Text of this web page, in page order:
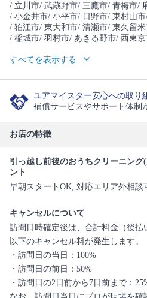
/ 立川市/ 武蔵野市/ 三鷹市/ 青梅市/
/ 小金井市/ 小平市/ 日野市/ 東村山市
/ 狛江市/ 東大和市/ 清瀬市/ 東久留
/ 稲城市/ 羽村市/ あきる野市/ 西東
すべてを表示する
ユアマイスター安心への取り
補償サービスやサポート体制
お店の特徴
引っ越し前後のおうちクリーニン
ント
早朝スタートOK, 対応エリア外相談
キャンセルについて
訪問日時確定後は、合計料金（後払
以下のキャンセル料が発生します。
・訪問日の当日：100%
・訪問日の前日：50%
・訪問日の2日前から7日前まで：